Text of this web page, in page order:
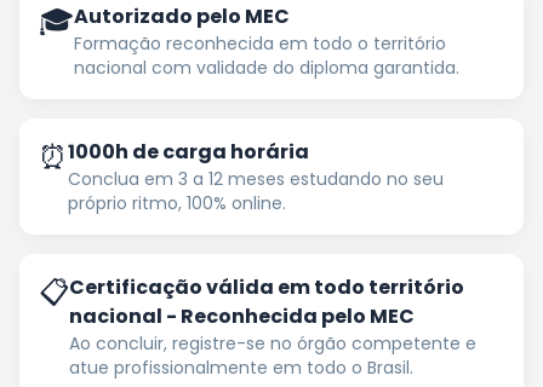
🎓Autorizado pelo MEC
Formação reconhecida em todo o território
nacional com validade do diploma garantida.
⏰1000h de carga horária
Conclua em 3 a 12 meses estudando no seu
próprio ritmo, 100% online.
📋Certificação válida em todo território
nacional - Reconhecida pelo MEC
Ao concluir, registre-se no órgão competente e
atue profissionalmente em todo o Brasil.